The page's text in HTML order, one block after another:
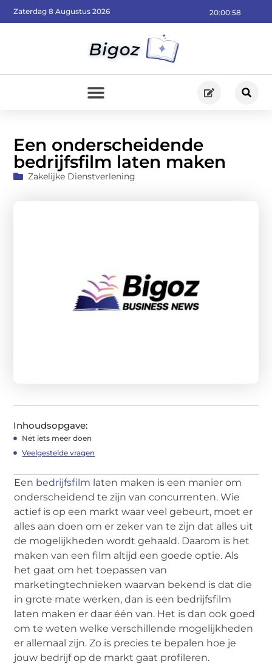
20:00:59
Zaterdag 8 Augustus 2026
Een onderscheidende
bedrijfsfilm laten maken
Zakelijke Dienstverlening
Inhoudsopgave:
Net iets meer doen
Veelgestelde vragen
Een bedrijfsfilm laten maken is een manier om
onderscheidend te zijn van concurrenten. Wie
actief is op een markt waar veel gebeurt, moet er
alles aan doen om er zeker van te zijn dat alles uit
de mogelijkheden wordt gehaald. Daarom is het
maken van een film altijd een goede optie. Als
het gaat om het toepassen van
marketingtechnieken waarvan bekend is dat die
in grote mate werken, dan is een bedrijfsfilm
laten maken er daar één van. Het is dan ook goed
om te weten welke verschillende mogelijkheden
er allemaal zijn. Zo is precies te bepalen hoe je
jouw bedrijf op de markt gaat profileren.